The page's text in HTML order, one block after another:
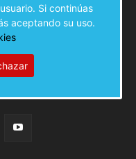
28009 Madrid
Si continúas
aceptando su uso.